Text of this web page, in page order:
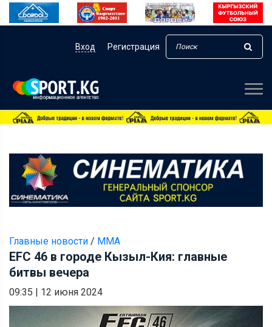
Вход Регистрация
Главные новости / ММА
EFC 46 в городе Кызыл-Кия: главные
битвы вечера
09:35 | 12 июня 2024